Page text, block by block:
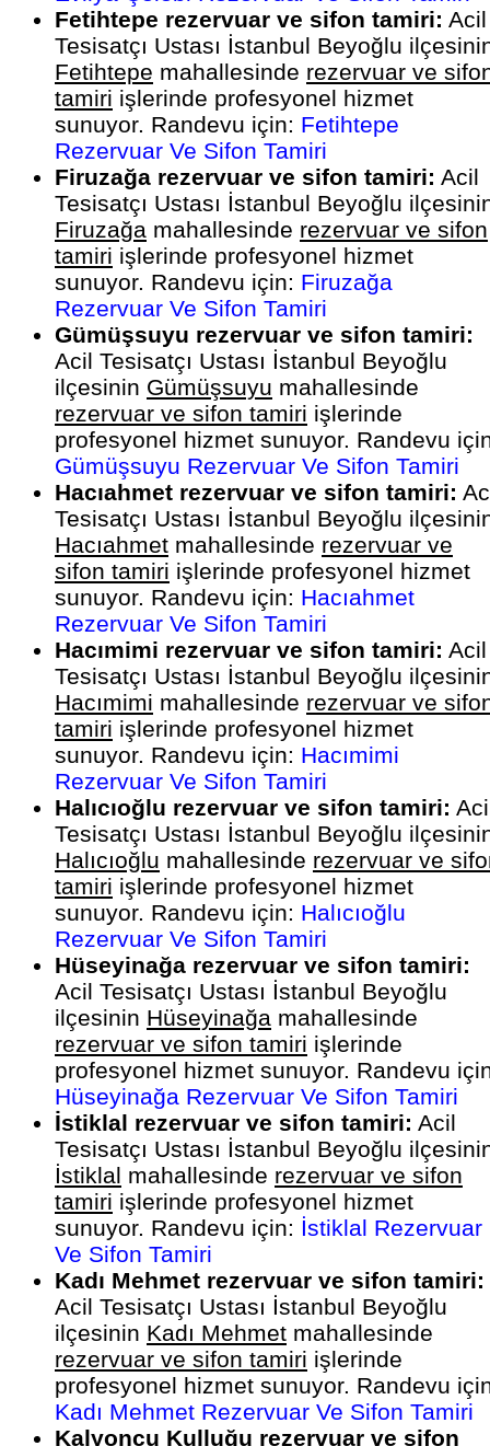
Fetihtepe rezervuar ve sifon tamiri: Acil
Tesisatçı Ustası İstanbul Beyoğlu
Fetihtepe mahallesinde rezervuar ve
tamiri işlerinde profesyonel hizmet
sunuyor. Randevu için: Fetihtepe
Rezervuar Ve Sifon Tamiri
Firuzağa rezervuar ve sifon tamiri: Acil
Tesisatçı Ustası İstanbul Beyoğlu
Firuzağa mahallesinde rezervuar ve sifon
tamiri işlerinde profesyonel hizmet
sunuyor. Randevu için: Firuzağa
Rezervuar Ve Sifon Tamiri
Gümüşsuyu rezervuar ve sifon tamiri:
Acil Tesisatçı Ustası İstanbul Beyoğlu
ilçesinin Gümüşsuyu mahallesinde
rezervuar ve sifon tamiri işlerinde
profesyonel hizmet sunuyor. Randevu
Gümüşsuyu Rezervuar Ve Sifon Tamiri
Hacıahmet rezervuar ve sifon tamiri:
Tesisatçı Ustası İstanbul Beyoğlu
Hacıahmet mahallesinde rezervuar ve
sifon tamiri işlerinde profesyonel hizmet
sunuyor. Randevu için: Hacıahmet
Rezervuar Ve Sifon Tamiri
Hacımimi rezervuar ve sifon tamiri: Acil
Tesisatçı Ustası İstanbul Beyoğlu
Hacımimi mahallesinde rezervuar ve
tamiri işlerinde profesyonel hizmet
sunuyor. Randevu için: Hacımimi
Rezervuar Ve Sifon Tamiri
Halıcıoğlu rezervuar ve sifon tamiri:
Tesisatçı Ustası İstanbul Beyoğlu
Halıcıoğlu mahallesinde rezervuar ve
tamiri işlerinde profesyonel hizmet
sunuyor. Randevu için: Halıcıoğlu
Rezervuar Ve Sifon Tamiri
Hüseyinağa rezervuar ve sifon tamiri:
Acil Tesisatçı Ustası İstanbul Beyoğlu
ilçesinin Hüseyinağa mahallesinde
rezervuar ve sifon tamiri işlerinde
profesyonel hizmet sunuyor. Randevu
Hüseyinağa Rezervuar Ve Sifon Tamiri
İstiklal rezervuar ve sifon tamiri: Acil
Tesisatçı Ustası İstanbul Beyoğlu
İstiklal mahallesinde rezervuar ve sifon
tamiri işlerinde profesyonel hizmet
sunuyor. Randevu için: İstiklal Rezervuar
Ve Sifon Tamiri
Kadı Mehmet rezervuar ve sifon tamiri:
Acil Tesisatçı Ustası İstanbul Beyoğlu
ilçesinin Kadı Mehmet mahallesinde
rezervuar ve sifon tamiri işlerinde
profesyonel hizmet sunuyor. Randevu
Kadı Mehmet Rezervuar Ve Sifon Tamiri
Kalyoncu Kulluğu rezervuar ve sifon